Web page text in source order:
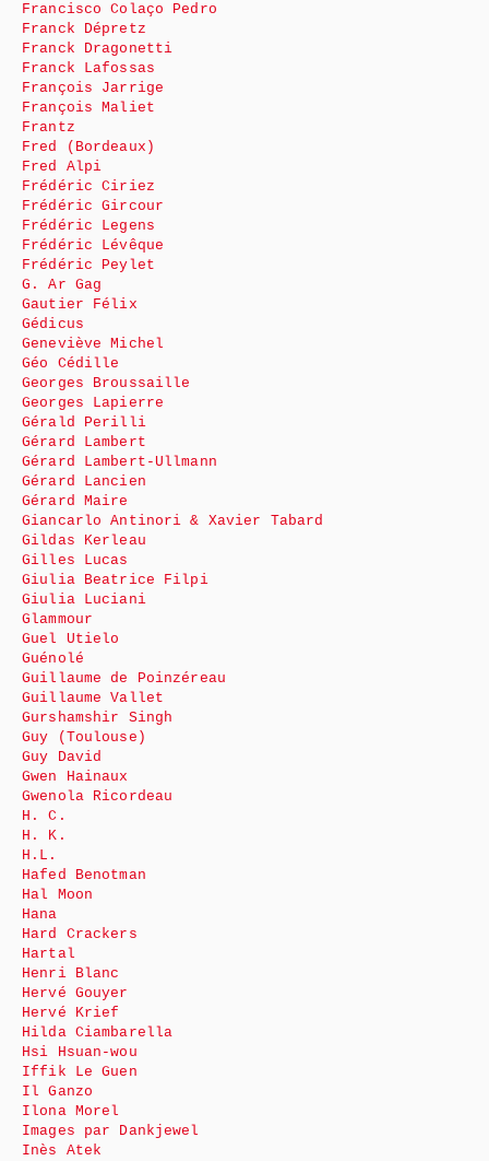
Francisco Colaço Pedro
Franck Dépretz
Franck Dragonetti
Franck Lafossas
François Jarrige
François Maliet
Frantz
Fred (Bordeaux)
Fred Alpi
Frédéric Ciriez
Frédéric Gircour
Frédéric Legens
Frédéric Lévêque
Frédéric Peylet
G. Ar Gag
Gautier Félix
Gédicus
Geneviève Michel
Géo Cédille
Georges Broussaille
Georges Lapierre
Gérald Perilli
Gérard Lambert
Gérard Lambert-Ullmann
Gérard Lancien
Gérard Maire
Giancarlo Antinori & Xavier Tabard
Gildas Kerleau
Gilles Lucas
Giulia Beatrice Filpi
Giulia Luciani
Glammour
Guel Utielo
Guénolé
Guillaume de Poinzéreau
Guillaume Vallet
Gurshamshir Singh
Guy (Toulouse)
Guy David
Gwen Hainaux
Gwenola Ricordeau
H. C.
H. K.
H.L.
Hafed Benotman
Hal Moon
Hana
Hard Crackers
Hartal
Henri Blanc
Hervé Gouyer
Hervé Krief
Hilda Ciambarella
Hsi Hsuan-wou
Iffik Le Guen
Il Ganzo
Ilona Morel
Images par Dankjewel
Inès Atek